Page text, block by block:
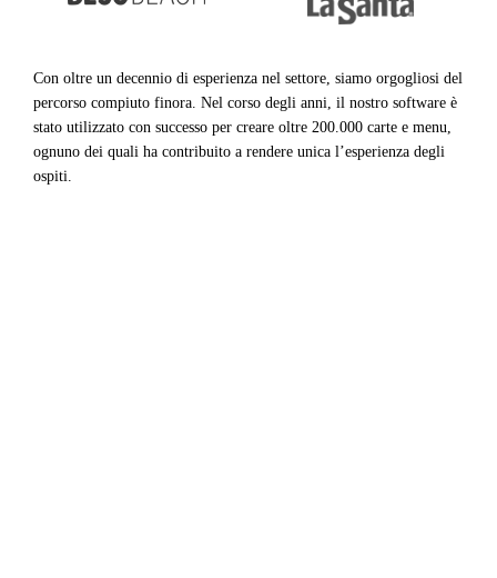
Con oltre un decennio di esperienza nel settore, siamo orgogliosi del
percorso compiuto finora. Nel corso degli anni, il nostro software è
stato utilizzato con successo per creare oltre 200.000 carte e menu,
ognuno dei quali ha contribuito a rendere unica l’esperienza degli
ospiti.